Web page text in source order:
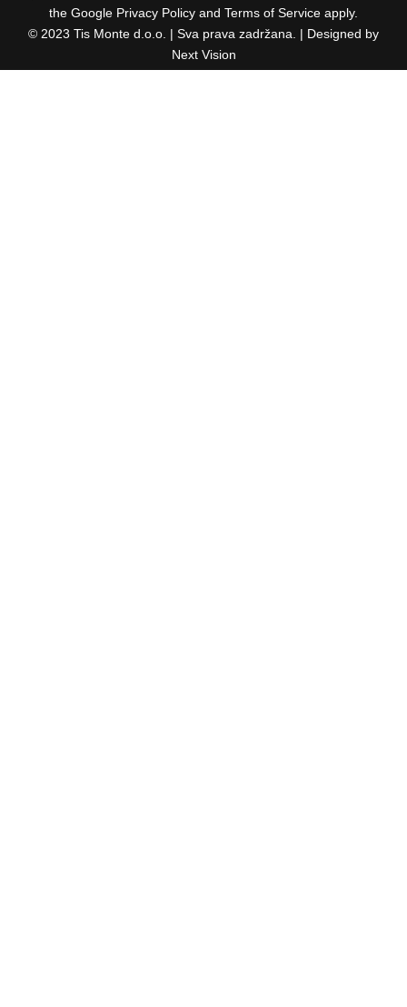
the Google Privacy Policy and Terms of Service apply.
© 2023 Tis Monte d.o.o. | Sva prava zadržana. | Designed by
Next Vision